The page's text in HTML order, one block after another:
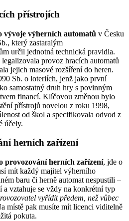
přístrojích
vývoje výherních automatů v Česku
který zastaralým
určil jednotná technická pravidla.
provoz hracích automatů
jejich masové rozšíření do heren.
Sb. o loteriích, jenž jako první
samostatný druh hry s povinným
financí. Klíčovou změnou bylo
přístrojů novelou z roku 1998,
od škol a specifikovala odvod z
účely.
herních zařízení
provozování herních zařízení, jde o
mít každý majitel výherního
baru či herně automat nespustili –
vztahuje se vždy na konkrétní typ
vyřídit předem, než vůbec
místě pak musíte mít licenci viditelně
pokuta.